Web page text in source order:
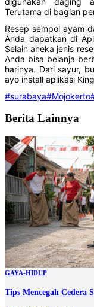
Terutama di bagian
Resep sempol ayam
Anda dapatkan di
Selain aneka jenis
Anda bisa belanja
harinya. Dari sayur,
ayo install aplikasi
#surabaya#Mojokerto
Berita Lainnya
GAYA-HIDUP
Tips Mencegah Cedera